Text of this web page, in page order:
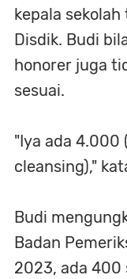
kepala
Disdik. Budi
honorer juga
sesuai.
"Iya ada 4.000
cleansing),"
Budi
Badan
2023, ada 400